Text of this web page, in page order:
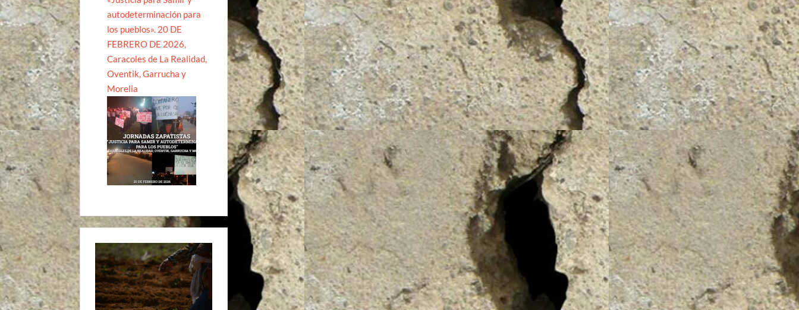
autodeterminación para
los pueblos». 20 DE
FEBRERO DE 2026,
Caracoles de La Realidad,
Oventik, Garrucha y
Morelia